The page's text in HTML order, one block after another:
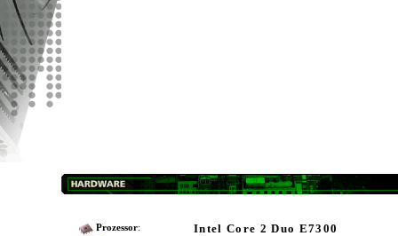
Prozessor: Intel Core 2 Duo E7300